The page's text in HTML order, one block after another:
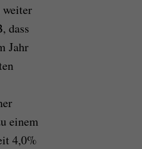
weiter
dass
Jahr
einem
4,0%